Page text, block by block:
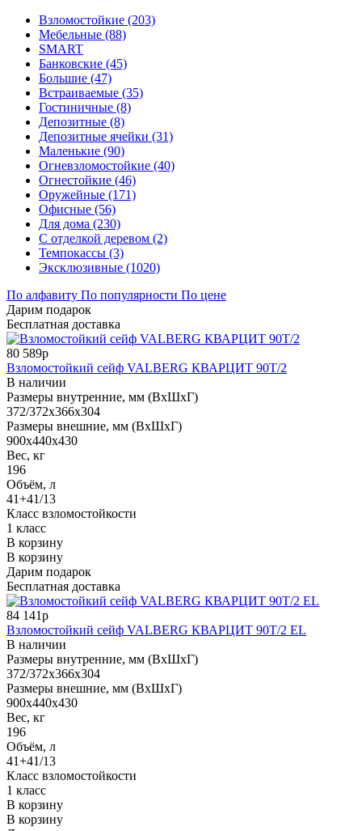
Взломостойкие (203)
Мебельные (88)
SMART
Банковские (45)
Большие (47)
Встраиваемые (35)
Гостиничные (8)
Депозитные (8)
Депозитные ячейки (31)
Маленькие (90)
Огневзломостойкие (40)
Огнестойкие (46)
Оружейные (171)
Офисные (56)
Для дома (230)
С отделкой деревом (2)
Темпокассы (3)
Эксклюзивные (1020)
По алфавиту По популярности По цене
Дарим подарок
Бесплатная доставка
80 589р
Взломостойкий сейф VALBERG КВАРЦИТ 90Т/2
В наличии
Размеры внутренние, мм (ВхШхГ)
372/372x366x304
Размеры внешние, мм (ВхШхГ)
900x440x430
Вес, кг
196
Объём, л
41+41/13
Класс взломостойкости
1 класс
В корзину
В корзину
Дарим подарок
Бесплатная доставка
84 141р
Взломостойкий сейф VALBERG КВАРЦИТ 90Т/2 EL
В наличии
Размеры внутренние, мм (ВхШхГ)
372/372x366x304
Размеры внешние, мм (ВхШхГ)
900x440x430
Вес, кг
196
Объём, л
41+41/13
Класс взломостойкости
1 класс
В корзину
В корзину